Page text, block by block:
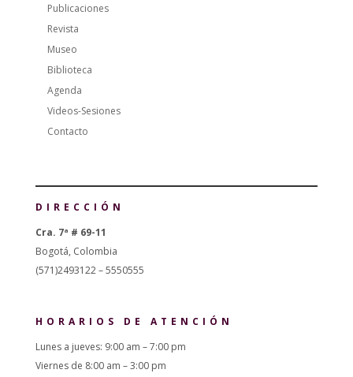
Publicaciones
Revista
Museo
Biblioteca
Agenda
Videos-Sesiones
Contacto
DIRECCIÓN
Cra. 7ª # 69-11
Bogotá, Colombia
(571)2493122 – 5550555
HORARIOS DE ATENCIÓN
Lunes a jueves: 9:00 am – 7:00 pm
Viernes de 8:00 am – 3:00 pm